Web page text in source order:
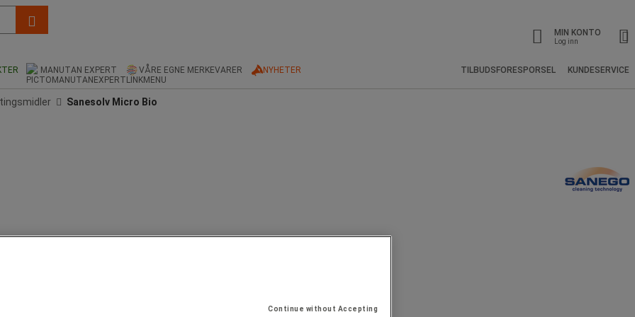
MIN KONTO
Log inn
MANUTAN EXPERT VÅRE EGNE MERKEVARER NYHETER TILBUDSFORESPORSEL KUNDESERVICE
Sanesolv Micro Bio
bilmotorer, verkstedmaskiner osv.
Continue without Accepting